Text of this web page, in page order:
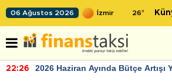
06 Ağustos 2026 26°
22:26 2026 Haziran Ayında Bütçe Artışı